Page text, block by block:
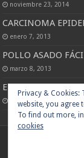
noviembre 23, 2014
CARCINOMA
enero 7, 2013
POLLO ASADO
marzo 8, 2013
ENFISEMA
diciembre 14, 2012
Privacy & Cookies:
website, you agree
To find out more,
cookies